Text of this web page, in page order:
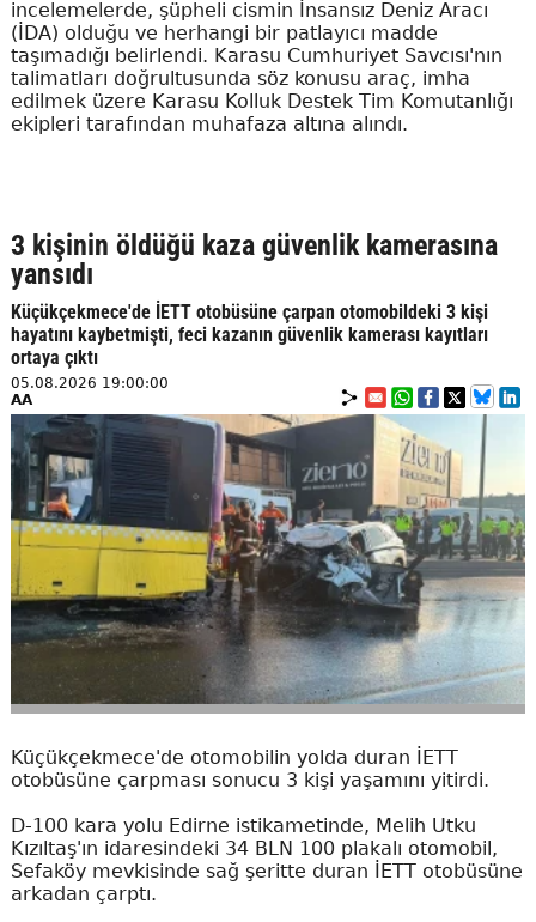
incelemelerde, şüpheli cismin İnsansız Deniz Aracı
(İDA) olduğu ve herhangi bir patlayıcı madde
taşımadığı belirlendi. Karasu Cumhuriyet Savcısı'nın
talimatları doğrultusunda söz konusu araç, imha
edilmek üzere Karasu Kolluk Destek Tim Komutanlığı
ekipleri tarafından muhafaza altına alındı.
3 kişinin öldüğü kaza güvenlik kamerasına
yansıdı
Küçükçekmece'de İETT otobüsüne çarpan otomobildeki 3 kişi
hayatını kaybetmişti, feci kazanın güvenlik kamerası kayıtları
ortaya çıktı
05.08.2026 19:00:00
AA
Küçükçekmece'de otomobilin yolda duran İETT
otobüsüne çarpması sonucu 3 kişi yaşamını yitirdi.
D-100 kara yolu Edirne istikametinde, Melih Utku
Kızıltaş'ın idaresindeki 34 BLN 100 plakalı otomobil,
Sefaköy mevkisinde sağ şeritte duran İETT otobüsüne
arkadan çarptı.